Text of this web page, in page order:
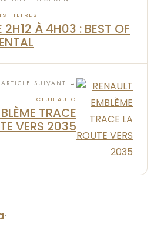
FILTRES
2H12 À 4H03 : BEST OF
ARTICLE SUIVANT →
CLUB AUTO
TRACE
VERS 2035
·